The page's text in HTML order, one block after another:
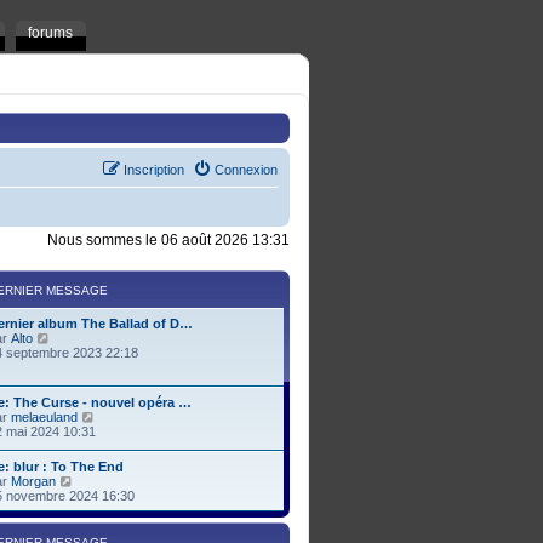
forums
Connexion
Inscription
Nous sommes le 06 août 2026 13:31
MESSAGE
album The Ballad of D…
Alto
o
l
t
e
r
l
e
d
e
r
septembre 2023 22:18
The Curse - nouvel opéra …
melaeuland
s
u
l
t
e
mai 2024 10:31
blur : To The End
Morgan
o
n
s
u
novembre 2024 16:30